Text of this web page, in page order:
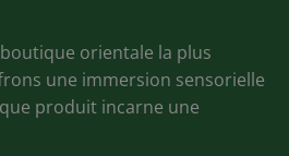
orientale la plus
une immersion sensorielle
produit incarne une